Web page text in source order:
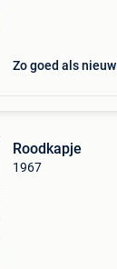
Zo goed als nieuw
Roodkapje
1967